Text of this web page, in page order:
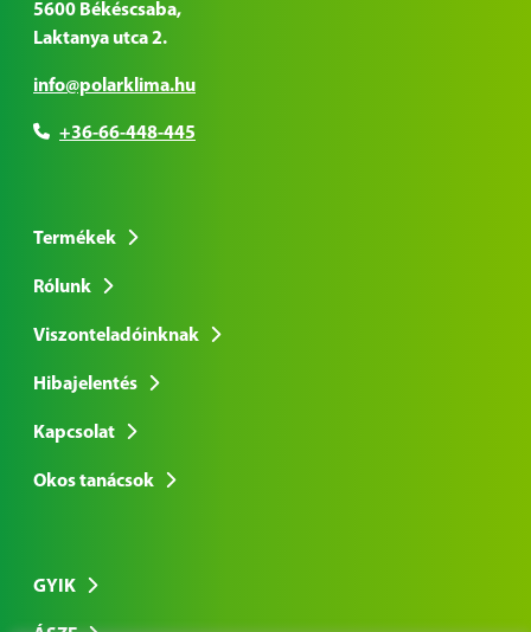
5600 Békéscsaba,
Laktanya utca 2.
info@polarklima.hu
+36-66-448-445
Termékek
Rólunk
Viszonteladóinknak
Hibajelentés
Kapcsolat
Okos tanácsok
GYIK